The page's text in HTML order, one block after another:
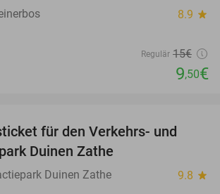
8.9 star
Regulär 15€
9,50€
für den Verkehrs- und
Duinen Zathe
Duinen Zathe 9.8 star